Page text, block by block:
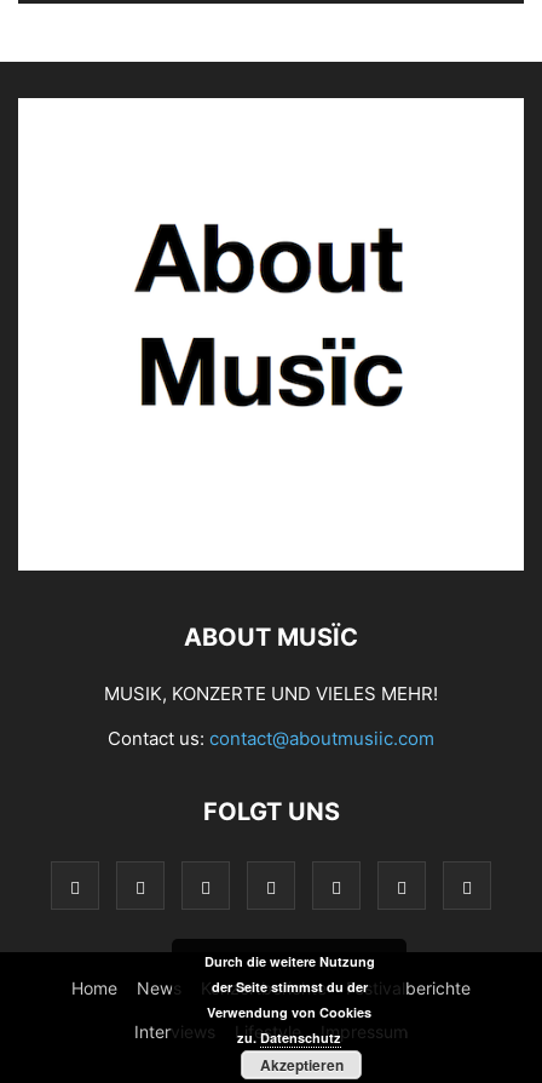
ABOUT MUSÏC
MUSIK, KONZERTE UND VIELES MEHR!
Contact us: contact@aboutmusiic.com
FOLGT UNS
Home News Konzertberichte Festivalberichte
Interviews Lifestyle Impressum
Durch die weitere Nutzung
der Seite stimmst du der
Verwendung von Cookies
zu.Datenschutz
Akzeptieren